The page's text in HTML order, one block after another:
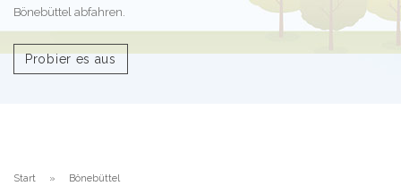
Bönebüttel abfahren.
Probier es aus
Start Bönebüttel